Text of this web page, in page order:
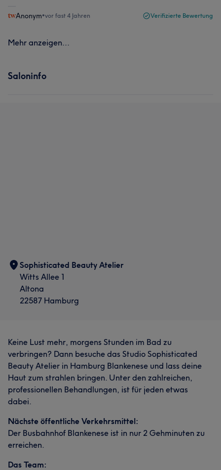
Anonym•vor fast 4 Jahren Verifizierte Bewertung
Mehr anzeigen...
Saloninfo
Sophisticated Beauty Atelier
Witts Allee 1
Altona
22587 Hamburg
Keine Lust mehr, morgens Stunden im Bad zu
verbringen? Dann besuche das Studio Sophisticated
Beauty Atelier in Hamburg Blankenese und lass deine
Haut zum strahlen bringen. Unter den zahlreichen,
professionellen Behandlungen, ist für jeden etwas
dabei.
Nächste öffentliche Verkehrsmittel:
Der Busbahnhof Blankenese ist in nur 2 Gehminuten zu
erreichen.
Das Team: